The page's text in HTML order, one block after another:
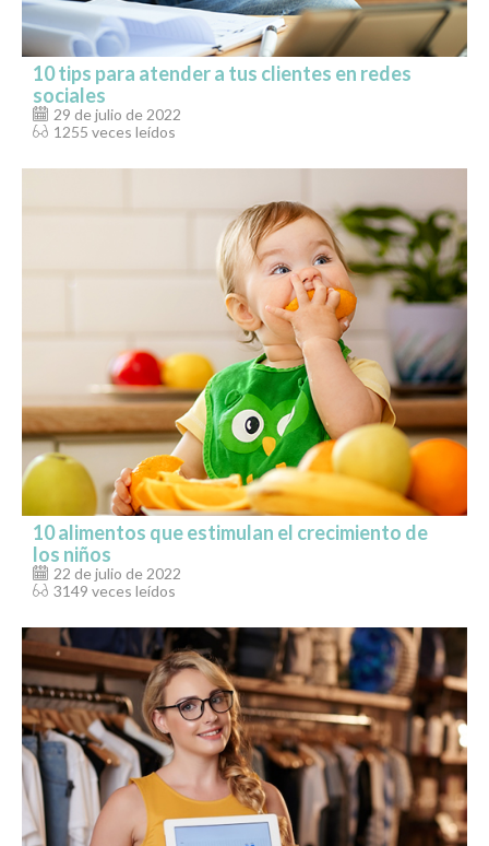
10 tips para atender a tus clientes en redes
sociales
29 de julio de 2022
1255 veces leídos
10 alimentos que estimulan el crecimiento de
los niños
22 de julio de 2022
3149 veces leídos